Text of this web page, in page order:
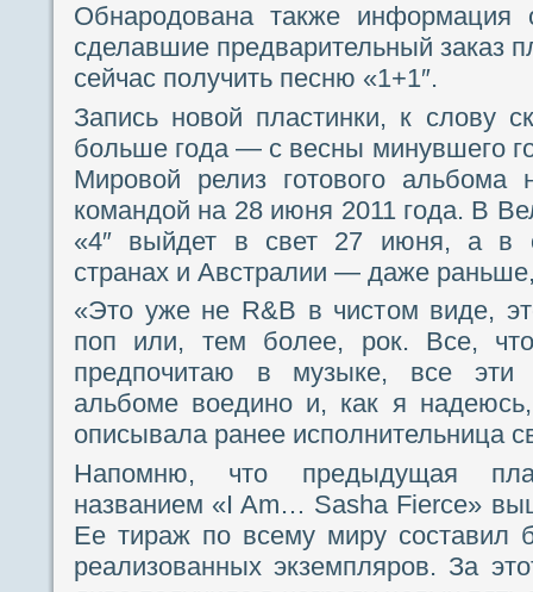
Обнародована также информация
сделавшие предварительный заказ
сейчас получить песню «1+1″.
Запись новой пластинки, к слову
больше года — с весны минувшего
Мировой релиз готового альбома
командой на 28 июня 2011 года. В
«4″ выйдет в свет 27 июня, а в
странах и Австралии — даже
«Это уже не R&B в чистом виде,
поп или, тем более, рок. Все,
предпочитаю в музыке, все эти
альбоме воедино и, как я
описывала ранее исполнительница
Напомню, что предыдущая
названием «I Am… Sasha Fierce»
Ее тираж по всему миру составил
реализованных экземпляров. За